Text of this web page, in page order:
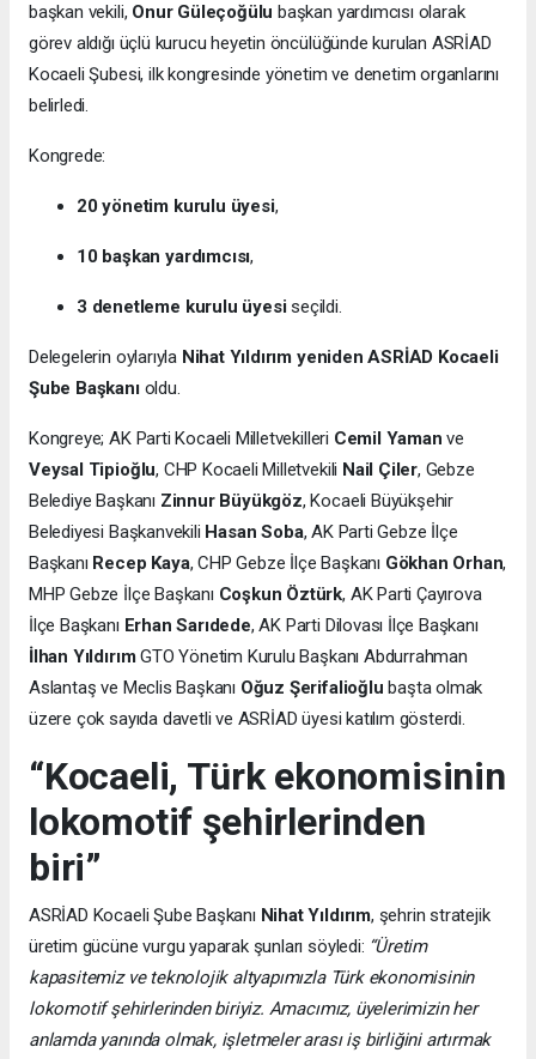
başkan vekili, Onur Güleçoğülu başkan yardımcısı olarak
görev aldığı üçlü kurucu heyetin öncülüğünde kurulan ASRİAD
Kocaeli Şubesi, ilk kongresinde yönetim ve denetim organlarını
belirledi.
Kongrede:
20 yönetim kurulu üyesi,
10 başkan yardımcısı,
3 denetleme kurulu üyesiseçildi.
Delegelerin oylarıyla Nihat Yıldırım yeniden ASRİAD Kocaeli
Şube Başkanıoldu.
Kongreye; AK Parti Kocaeli Milletvekilleri Cemil Yaman ve
Veysal Tipioğlu, CHP Kocaeli Milletvekili Nail Çiler, Gebze
Belediye Başkanı Zinnur Büyükgöz, Kocaeli Büyükşehir
Belediyesi Başkanvekili Hasan Soba, AK Parti Gebze İlçe
Başkanı Recep Kaya, CHP Gebze İlçe Başkanı Gökhan Orhan,
MHP Gebze İlçe Başkanı Coşkun Öztürk, AK Parti Çayırova
İlçe Başkanı Erhan Sarıdede, AK Parti Dilovası İlçe Başkanı
İlhan YıldırımGTO Yönetim Kurulu Başkanı Abdurrahman
Aslantaş ve Meclis Başkanı Oğuz Şerifalioğlu başta olmak
üzere çok sayıda davetli ve ASRİAD üyesi katılım gösterdi.
“Kocaeli, Türk ekonomisinin
lokomotif şehirlerinden
biri”
ASRİAD Kocaeli Şube Başkanı Nihat Yıldırım, şehrin stratejik
üretim gücüne vurgu yaparak şunları söyledi: “Üretim
kapasitemiz ve teknolojik altyapımızla Türk ekonomisinin
lokomotif şehirlerinden biriyiz. Amacımız, üyelerimizin her
anlamda yanında olmak, işletmeler arası iş birliğini artırmak